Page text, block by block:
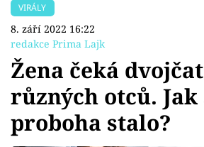
SHOPAHOLICADEL
Témata
Showbyznys
VIRÁLY
8. září 2022 16:22
redakce Prima Lajk
Žena čeká
různých otců. Jak
proboha stalo?